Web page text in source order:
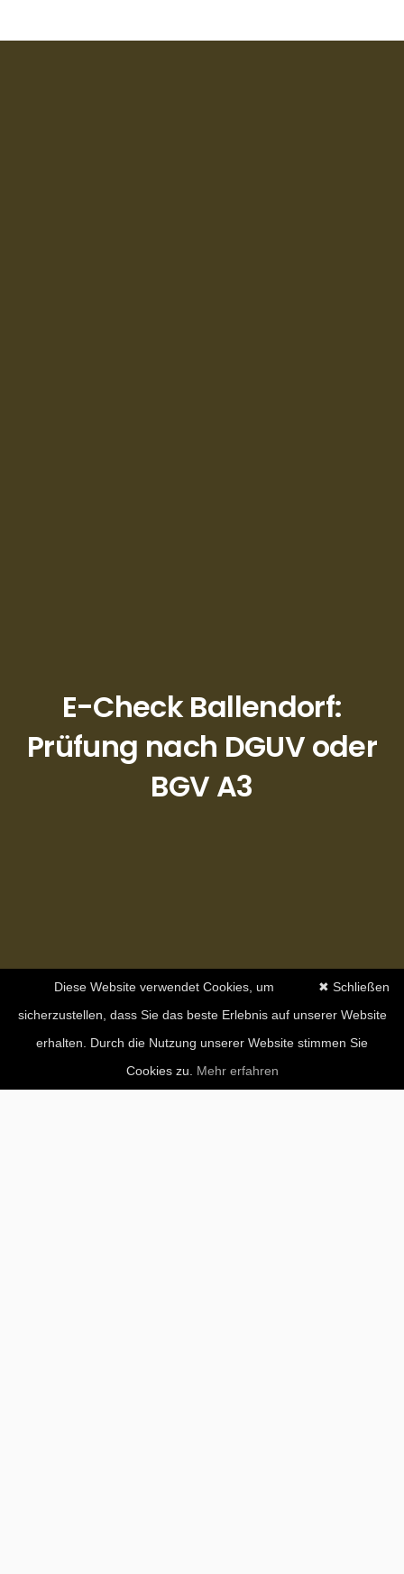
E-Check Ballendorf:
Prüfung nach DGUV oder
BGV A3
✖ Schließen
Diese Website verwendet Cookies, um
sicherzustellen, dass Sie das beste Erlebnis auf unserer Website
erhalten. Durch die Nutzung unserer Website stimmen Sie
Cookies zu. Mehr erfahren